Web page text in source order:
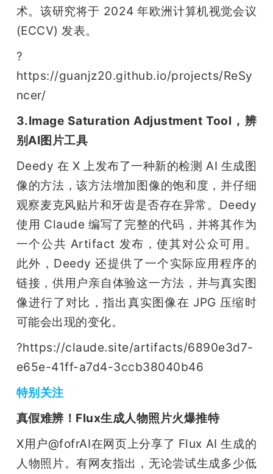
术。该研究将于 2024 年欧洲计算机视觉会议
(ECCV) 发表。
?
https://guanjz20.github.io/projects/ReSy
ncer/
3.Image Saturation Adjustment Tool，辨
别AI图片工具
Deedy 在 X 上发布了一种新的检测 AI 生成图
像的方法，该方法增加图像的饱和度，并仔细
观察麦克风贴片和牙齿是否存在异常。Deedy
使用 Claude 编写了完整的代码，并将其作为
一个公共 Artifact 发布，使其对公众可用。
此外，Deedy 还提供了一个实际应用程序的
链接，供用户亲自体验这一方法，并与真实图
像进行了对比，指出真实图像在 JPG 压缩时
可能会出现的变化。
?https://claude.site/artifacts/6890e3d7-
e65e-41ff-a7d4-3ccb38040b46
特别关注
真假难辨！Flux生成人物照片火爆推特
X用户@fofrAI在网页上分享了 Flux AI 生成的
人物照片。有网友指出，无论尝试生成多少低